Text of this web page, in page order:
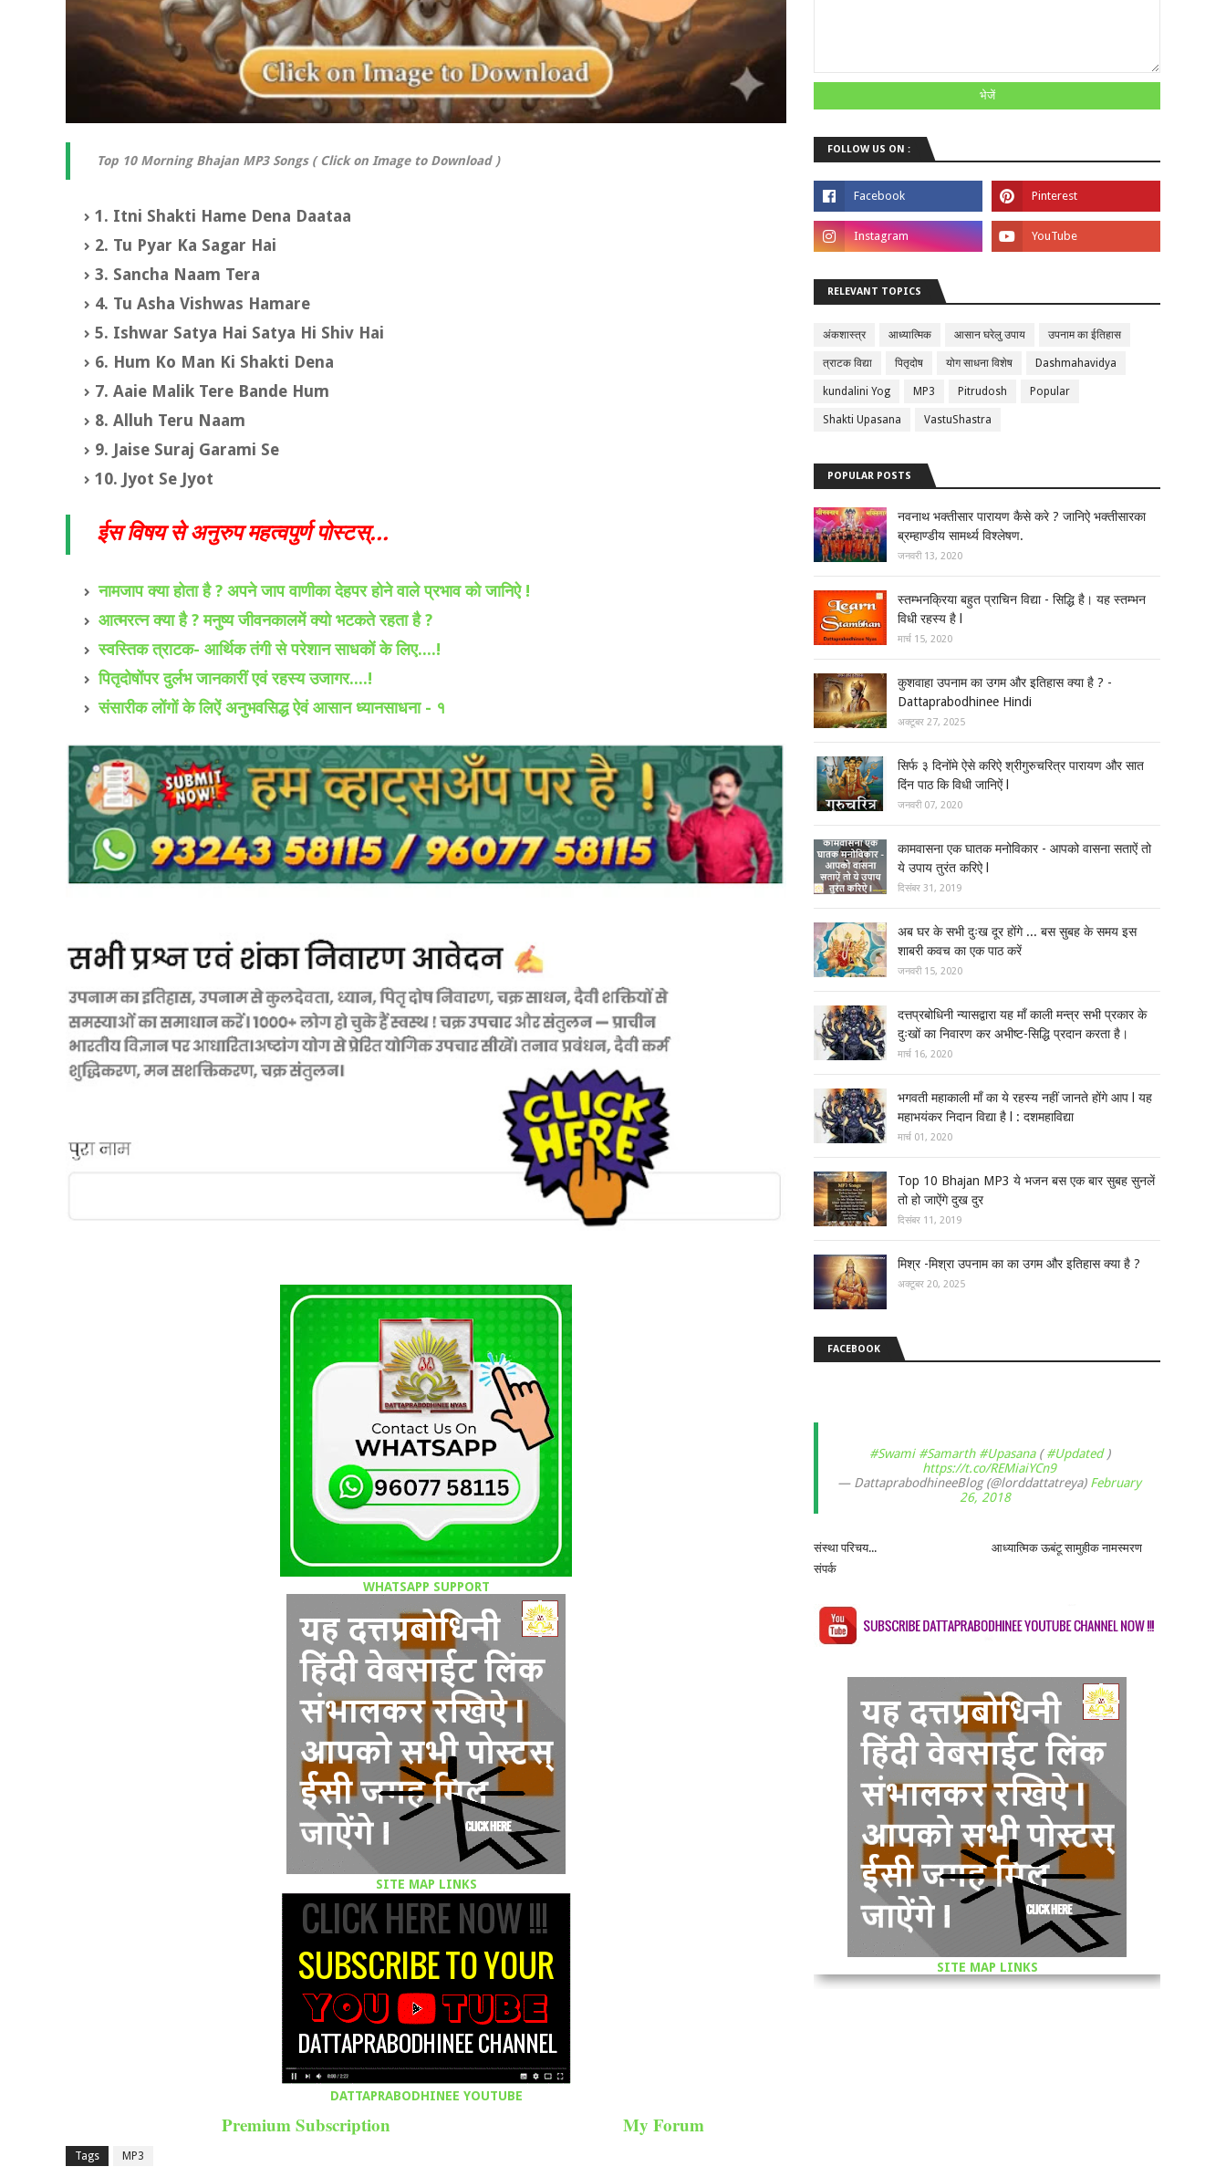
Top 10 Morning Bhajan MP3 Songs ( Click on Image to Download )
1. Itni Shakti Hame Dena Daataa
2. Tu Pyar Ka Sagar Hai
3. Sancha Naam Tera
4. Tu Asha Vishwas Hamare
5. Ishwar Satya Hai Satya Hi Shiv Hai
6. Hum Ko Man Ki Shakti Dena
7. Aaie Malik Tere Bande Hum
8. Alluh Teru Naam
9. Jaise Suraj Garami Se
10. Jyot Se Jyot
ईस विषय से अनुरुप महत्वपुर्ण पोस्टस्...
नामजाप क्या होता है ? अपने जाप वाणीका देहपर होने वाले प्रभाव को जानिऐ !
आत्मरत्न क्या है ? मनुष्य जीवनकालमें क्यो भटकते रहता है ?
स्वस्तिक त्राटक- आर्थिक तंगी से परेशान साधकों के लिए....!
पितृदोषोंपर दुर्लभ जानकारीं एवं रहस्य उजागर....!
संसारीक लोंगों के लिऐं अनुभवसिद्ध ऐवं आसान ध्यानसाधना - १
WHATSAPP SUPPORT
SITE MAP LINKS
DATTAPRABODHINEE YOUTUBE
Premium Subscription My Forum
Tags MP3
FOLLOW US ON :
RELEVANT TOPICS
अंकशास्त्र आध्यात्मिक आसान घरेलु उपाय उपनाम का ईतिहास
त्राटक विद्या पितृदोष योग साधना विशेष Dashmahavidya
kundalini Yog MP3 Pitrudosh Popular
Shakti Upasana VastuShastra
POPULAR POSTS
नवनाथ भक्तीसार पारायण कैसे करे ? जानिऐ भक्तीसारका
ब्रम्हाण्डीय सामर्थ्य विश्लेषण.
जनवरी 13, 2020
स्तम्भनक्रिया बहुत प्राचिन विद्या - सिद्धि है। यह स्तम्भन
विधी रहस्य है l
मार्च 15, 2020
कुशवाहा उपनाम का उगम और इतिहास क्या है ? -
Dattaprabodhinee Hindi
अक्टूबर 27, 2025
सिर्फ ३ दिनोंमे ऐसे करिऐ श्रीगुरुचरित्र पारायण और सात
दिंन पाठ कि विधी जानिऐं l
जनवरी 07, 2020
कामवासना एक घातक मनोविकार - आपको वासना सताऐं तो
ये उपाय तुरंत करिऐ l
दिसंबर 31, 2019
अब घर के सभी दुःख दूर होंगे ... बस सुबह के समय इस
शाबरी कवच का एक पाठ करें
जनवरी 15, 2020
दत्तप्रबोधिनी न्यासद्वारा यह माँ काली मन्त्र सभी प्रकार के
दुःखों का निवारण कर अभीष्ट-सिद्धि प्रदान करता है।
मार्च 16, 2020
भगवती महाकाली माँ का ये रहस्य नहीं जानते होंगे आप l यह
महाभयंकर निदान विद्या है l : दशमहाविद्या
मार्च 01, 2020
Top 10 Bhajan MP3 ये भजन बस एक बार सुबह सुनलें
तो हो जाऐंगे दुख दुर
दिसंबर 11, 2019
मिश्र -मिश्रा उपनाम का का उगम और इतिहास क्या है ?
अक्टूबर 20, 2025
FACEBOOK
#Swami #Samarth #Upasana(#Updated)
https://t.co/REMiaiYCn9
— DattaprabodhineeBlog (@lorddattatreya) February
26, 2018
संस्था परिचय...
आध्यात्मिक ऊबंटू सामुहीक नामस्मरण
संपर्क
SITE MAP LINKS